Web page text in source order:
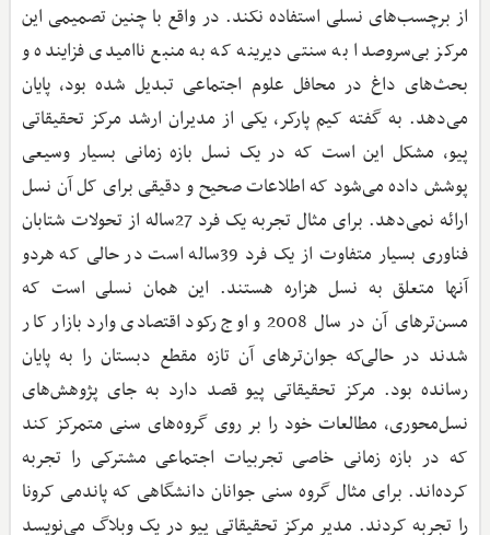
از برچسب‌های نسلی استفاده نکند. در واقع با چنین تصمیمی این
مرکز بی‌سروصدا به سنتی دیرینه که به منبع ناامیدی فزاینده و
بحث‌های داغ در محافل علوم اجتماعی تبدیل شده بود، پایان
می‌دهد. به گفته کیم پارکر، یکی از مدیران ارشد مرکز تحقیقاتی
پیو، مشکل این است که در یک نسل بازه زمانی بسیار وسیعی
پوشش داده می‌شود که اطلاعات صحیح و دقیقی برای کل آن نسل
ارائه نمی‌دهد. برای مثال تجربه یک فرد 27ساله از تحولات شتابان
فناوری بسیار متفاوت از یک فرد 39ساله است در حالی‌ که هردو
آنها متعلق به نسل هزاره هستند. این همان نسلی است که
مسن‌ترهای آن در سال 2008 و اوج رکود اقتصادی وارد بازار کار
شدند در حالی‌که جوان‌ترهای آن تازه مقطع دبستان را به پایان
رسانده بود. مرکز تحقیقاتی پیو قصد دارد به جای پژوهش‌های
نسل‌محوری، مطالعات خود را بر روی گروه‌های سنی متمرکز کند
که در بازه زمانی خاصی تجربیات اجتماعی مشترکی را تجربه
کرده‌اند. برای مثال گروه سنی جوانان دانشگاهی که پاندمی کرونا
را تجربه کردند. مدیر مرکز تحقیقاتی پیو در یک وبلاگ می‌نویسد